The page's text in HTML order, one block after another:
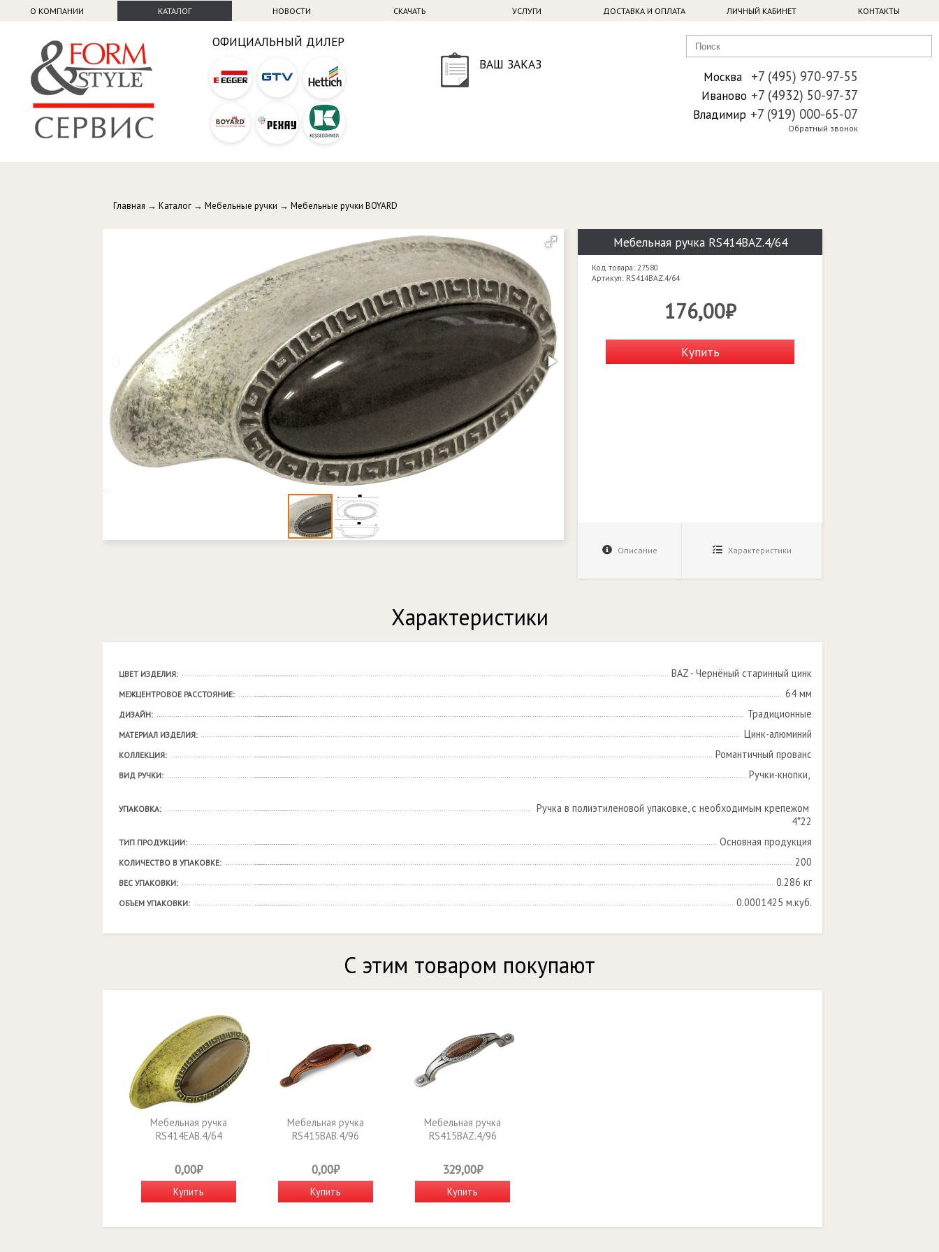
О КОМПАНИИ КАТАЛОГ НОВОСТИ СКАЧАТЬ УСЛУГИ ДОСТАВКА И ОПЛАТА ЛИЧНЫЙ КАБИНЕТ КОНТАКТЫ
ОФИЦИАЛЬНЫЙ ДИЛЕР
ВАШ ЗАКАЗ
Москва +7 (495) 970-97-55
Иваново +7 (4932) 50-97-37
Владимир +7 (919) 000-65-07
Обратный звонок
Главная → Каталог → Мебельные ручки → Мебельные ручки BOYARD
Мебельная ручка RS414BAZ.4/64
Код товара: 27580
Артикул: RS414BAZ.4/64
176,00₽
Купить
Описание Характеристики
Характеристики
ЦВЕТ ИЗДЕЛИЯ: BAZ - Чернёный старинный цинк
МЕЖЦЕНТРОВОЕ РАССТОЯНИЕ: 64 мм
ДИЗАЙН: Традиционные
МАТЕРИАЛ ИЗДЕЛИЯ: Цинк-алюминий
КОЛЛЕКЦИЯ: Романтичный прованс
ВИД РУЧКИ: Ручки-кнопки,
УПАКОВКА:
Ручка в полиэтиленовой упаковке, с необходимым крепежом
4*22
ТИП ПРОДУКЦИИ: Основная продукция
КОЛИЧЕСТВО В УПАКОВКЕ: 200
ВЕС УПАКОВКИ: 0.286 кг
ОБЪЕМ УПАКОВКИ: 0.0001425 м.куб.
С этим товаром покупают
Мебельная ручка
RS414EAB.4/64
0,00₽
Купить
Мебельная ручка
RS415BAB.4/96
0,00₽
Купить
Мебельная ручка
RS415BAZ.4/96
329,00₽
Купить